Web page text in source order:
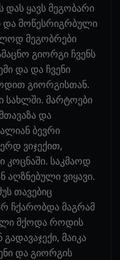
დას ყავს მეგობარი
და მოწესრიგრბული
მეგობრები
გიორგი ჩვენს
და და ჩვენი
გიორგისთან.
სახლში. მარტოები
და
ბევრი
ვიჯექით,
კოცნაში. საკმაოდ
აღზნებული ვიყავი.
თავებიც
ჩქარობდა მაგრამ
მქოდა როდის
მაიკა
და გიორგის